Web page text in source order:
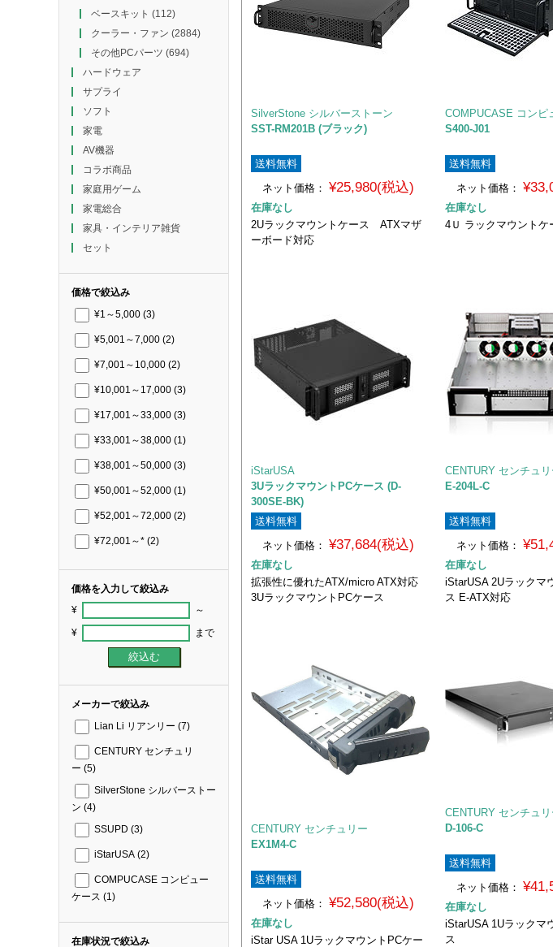
ベースキット (112)
クーラー・ファン (2884)
その他PCパーツ (694)
ハードウェア
サプライ
ソフト
家電
AV機器
コラボ商品
家庭用ゲーム
家電総合
家具・インテリア雑貨
セット
価格で絞込み
¥1～5,000 (3)
¥5,001～7,000 (2)
¥7,001～10,000 (2)
¥10,001～17,000 (3)
¥17,001～33,000 (3)
¥33,001～38,000 (1)
¥38,001～50,000 (3)
¥50,001～52,000 (1)
¥52,001～72,000 (2)
¥72,001～* (2)
価格を入力して絞込み
¥ ～
¥ まで
メーカーで絞込み
Lian Li リアンリー (7)
CENTURY センチュリ
ー (5)
SilverStone シルバーストー
ン (4)
SSUPD (3)
iStarUSA (2)
COMPUCASE コンピュー
ケース (1)
在庫状況で絞込み
SilverStone シルバーストーン
SST-RM201B (ブラック)
送料無料
ネット価格：
¥25,980(税込)
在庫なし
2Uラックマウントケース ATXマザ
ーボード対応
COMPUCASE コンピ
S400-J01
送料無料
ネット価格：
在庫なし
4Ｕ ラックマウントケ
iStarUSA
3UラックマウントPCケース (D-
300SE-BK)
送料無料
ネット価格：
¥37,684(税込)
在庫なし
拡張性に優れたATX/micro ATX対応
3UラックマウントPCケース
CENTURY センチュリ
E-204L-C
送料無料
ネット価格：
在庫なし
iStarUSA 2Uラックマ
ス E-ATX対応
CENTURY センチュリー
EX1M4-C
送料無料
ネット価格：
¥52,580(税込)
在庫なし
iStar USA 1UラックマウントPCケー
CENTURY センチュリ
D-106-C
送料無料
ネット価格：
在庫なし
iStarUSA 1Uラックマ
ス